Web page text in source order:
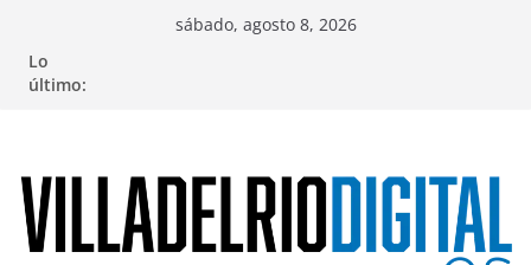
contenido
sábado, agosto 8, 2026
Lo
último: